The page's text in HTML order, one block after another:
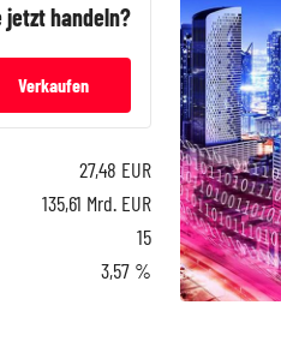
jetzt handeln?
Verkaufen
27,48 EUR
135,61 Mrd. EUR
15
3,57 %